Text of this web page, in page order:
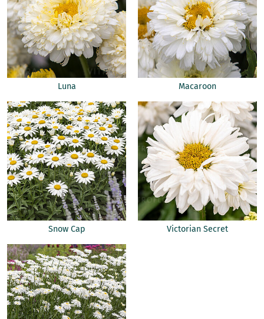
Luna Macaroon
Snow Cap Victorian Secret